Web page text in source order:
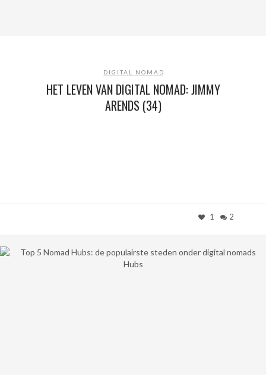
DIGITAL NOMAD
HET LEVEN VAN DIGITAL NOMAD: JIMMY
ARENDS (34)
1 2